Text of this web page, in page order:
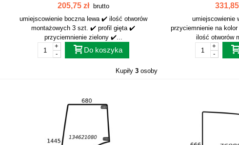
205,75 zł
brutto
umiejscowienie boczna lewa ✔️ ilość otworów
montażowych 3 szt. ✔️ profil gięta ✔️
przyciemnienie zielony ✔️...
-
+ Do koszyka
Kupiły 3osoby
331,85
umiejscowienie
przyciemnienie na
ilość otworów
-
+